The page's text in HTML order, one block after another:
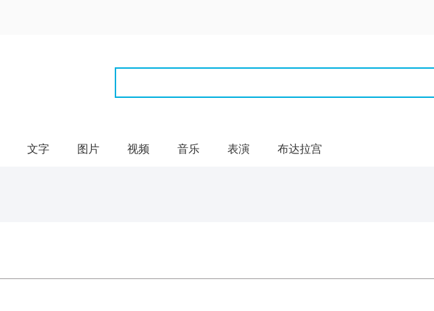
文字 图片 视频 音乐 表演 布达拉宫